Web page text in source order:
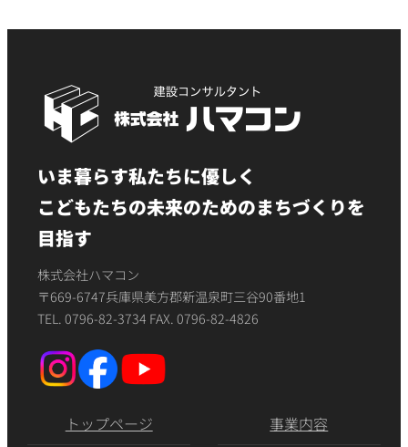
いま暮らす私たちに優しく
こどもたちの未来のためのまちづくりを
目指す
株式会社ハマコン
〒669-6747兵庫県美方郡新温泉町三谷90番地1
TEL. 0796-82-3734 FAX. 0796-82-4826
トップページ 事業内容